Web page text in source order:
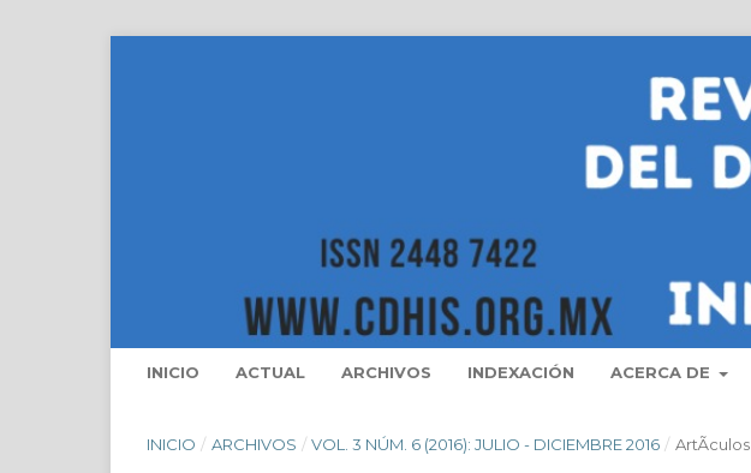
INICIO ACTUAL ARCHIVOS INDEXACIÓN ACERCA DE
INICIO / ARCHIVOS / VOL. 3 NÚM. 6 (2016): JULIO - DICIEMBRE 2016 / ArtÃ­culos